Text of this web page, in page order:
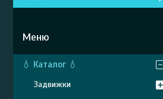
💧 Каталог 💧
Задвижки